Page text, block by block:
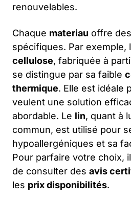
renouvelables.
Chaque materiau offre
spécifiques. Par exemple,
cellulose, fabriquée à
se distingue par sa faible
thermique. Elle est idéale
veulent une solution
abordable. Le lin, quant à
commun, est utilisé pour
hypoallergéniques et sa
Pour parfaire votre choix,
de consulter des avis
les prix disponibilités.